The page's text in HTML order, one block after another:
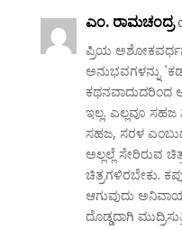
ಎಂ. ರಾಮಚಂದ್ರ
ಪ್ರಿಯ ಅಶೋಕವರ್ಧನ್
ಅನುಭವಗಳನ್ನು
ಕಥನವಾದುದರಿಂದ
ಇಲ್ಲ. ಎಲ್ಲವೂ ಸಹಜ
ಸಹಜ, ಸರಳ
ಅಲ್ಲಲ್ಲೆ ಸೇರಿರುವ
ಚಿತ್ರಗಳಿರಬೇಕು.
ಆಗುವುದು
ದೊಡ್ಡದಾಗಿ